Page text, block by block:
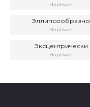
Наречие
Эллипсообразно
Наречие
Эксцентрически
Наречие